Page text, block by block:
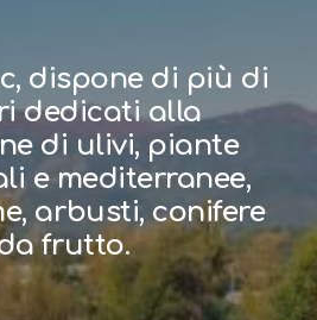
dispone di più di
dedicati alla
di ulivi, piante
e mediterranee,
arbusti, conifere
frutto.